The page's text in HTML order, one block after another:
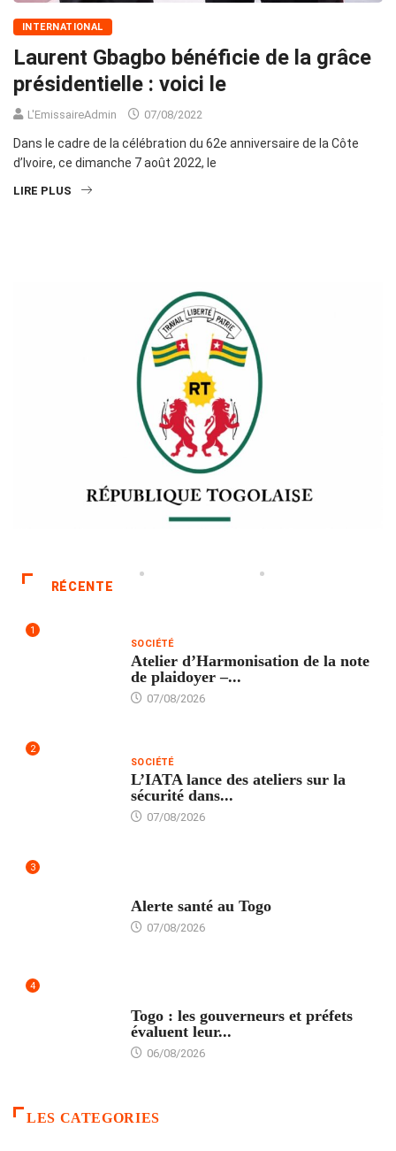
INTERNATIONAL
Laurent Gbagbo bénéficie de la grâce
présidentielle : voici le
L'EmissaireAdmin 07/08/2022
Dans le cadre de la célébration du 62e anniversaire de la Côte
d’Ivoire, ce dimanche 7 août 2022, le
LIRE PLUS
RÉCENTE
1
SOCIÉTÉ
Atelier d’Harmonisation de la note
de plaidoyer –...
07/08/2026
2
SOCIÉTÉ
L’IATA lance des ateliers sur la
sécurité dans...
07/08/2026
3
Alerte santé au Togo
07/08/2026
4
Togo : les gouverneurs et préfets
évaluent leur...
06/08/2026
LES CATEGORIES